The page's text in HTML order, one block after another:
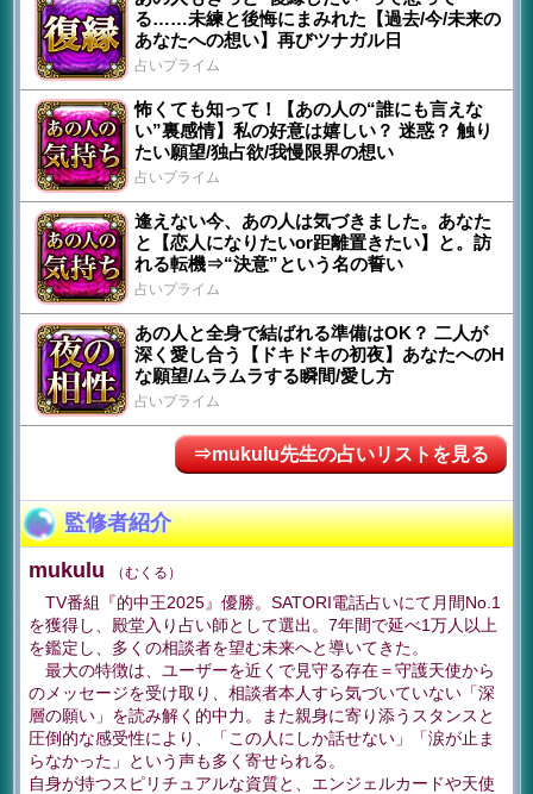
る……未練と後悔にまみれた【過去/今/未来の
あなたへの想い】再びツナガル日
占いプライム
怖くても知って！【あの人の“誰にも言えな
い”裏感情】私の好意は嬉しい？ 迷惑？ 触り
たい願望/独占欲/我慢限界の想い
占いプライム
逢えない今、あの人は気づきました。あなた
と【恋人になりたいor距離置きたい】と。訪
れる転機⇒“決意”という名の誓い
占いプライム
あの人と全身で結ばれる準備はOK？ 二人が
深く愛し合う【ドキドキの初夜】あなたへのH
な願望/ムラムラする瞬間/愛し方
占いプライム
⇒mukulu先生の占いリストを見る
監修者紹介
mukulu （むくる）
TV番組『的中王2025』優勝。SATORI電話占いにて月間No.1
を獲得し、殿堂入り占い師として選出。7年間で延べ1万人以上
を鑑定し、多くの相談者を望む未来へと導いてきた。
最大の特徴は、ユーザーを近くで見守る存在＝守護天使から
のメッセージを受け取り、相談者本人すら気づいていない「深
層の願い」を読み解く的中力。また親身に寄り添うスタンスと
圧倒的な感受性により、「この人にしか話せない」「涙が止ま
らなかった」という声も多く寄せられる。
自身が持つスピリチュアルな資質と、エンジェルカードや天使